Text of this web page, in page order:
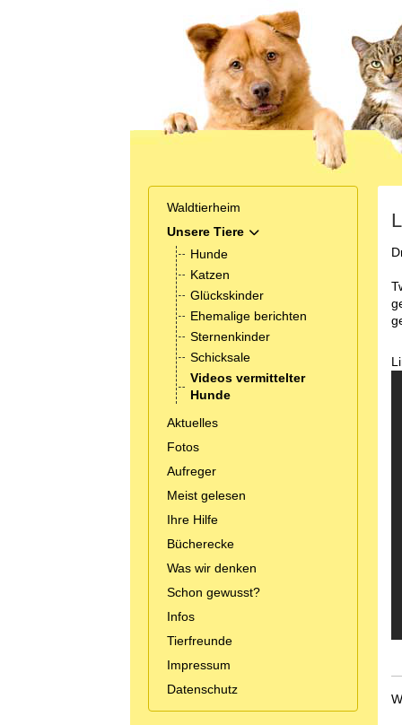
Waldtierheim
Unsere Tiere
Hunde
Katzen
Glückskinder
Ehemalige berichten
Sternenkinder
Schicksale
Videos vermittelter
Hunde
Aktuelles
Fotos
Aufreger
Meist gelesen
Ihre Hilfe
Bücherecke
Was wir denken
Schon gewusst?
Infos
Tierfreunde
Impressum
Datenschutz